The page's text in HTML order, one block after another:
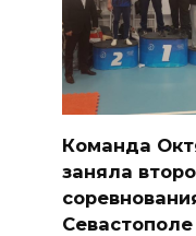
Команда
заняла
Севастополе